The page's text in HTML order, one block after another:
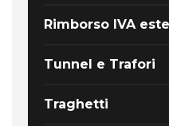
Rimborso IVA
Tunnel e Trafori
Traghetti